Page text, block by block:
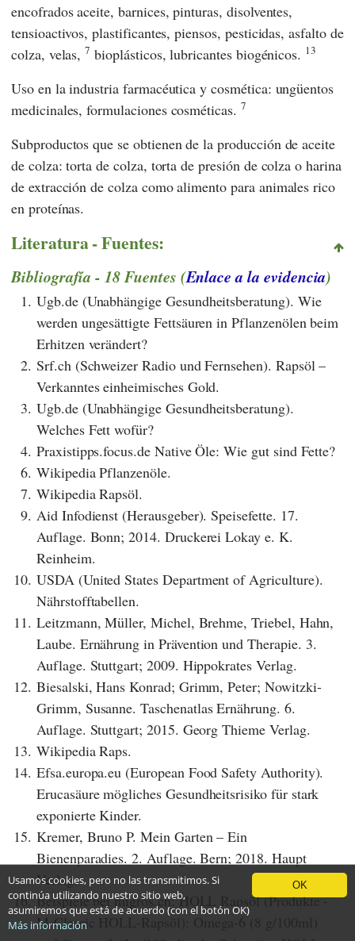
encofrados aceite, barnices, pinturas, disolventes,
tensioactivos, plastificantes, piensos, pesticidas, asfalto de
colza, velas,7 bioplásticos, lubricantes biogénicos. 13
Uso en la industria farmacéutica y cosmética: ungüentos
medicinales, formulaciones cosméticas. 7
Subproductos que se obtienen de la producción de aceite
de colza: torta de colza, torta de presión de colza o harina
de extracción de colza como alimento para animales rico
en proteínas.
Literatura - Fuentes:
Bibliografía - 18 Fuentes (Enlace a la evidencia)
1. Ugb.de (Unabhängige Gesundheitsberatung). Wie
werden ungesättigte Fettsäuren in Pflanzenölen beim
Erhitzen verändert?
2. Srf.ch (Schweizer Radio und Fernsehen). Rapsöl –
Verkanntes einheimisches Gold.
3. Ugb.de (Unabhängige Gesundheitsberatung).
Welches Fett wofür?
4. Praxistipps.focus.de Native Öle: Wie gut sind Fette?
6. Wikipedia Pflanzenöle.
7. Wikipedia Rapsöl.
9. Aid Infodienst (Herausgeber). Speisefette. 17.
Auflage. Bonn; 2014. Druckerei Lokay e. K.
Reinheim.
10. USDA (United States Department of Agriculture).
Nährstofftabellen.
11. Leitzmann, Müller, Michel, Brehme, Triebel, Hahn,
Laube. Ernährung in Prävention und Therapie. 3.
Auflage. Stuttgart; 2009. Hippokrates Verlag.
12. Biesalski, Hans Konrad; Grimm, Peter; Nowitzki-
Grimm, Susanne. Taschenatlas Ernährung. 6.
Auflage. Stuttgart; 2015. Georg Thieme Verlag.
13. Wikipedia Raps.
14. Efsa.europa.eu (European Food Safety Authority).
Erucasäure mögliches Gesundheitsrisiko für stark
exponierte Kinder.
15. Kremer, Bruno P. Mein Garten – Ein
Bienenparadies. 2. Auflage. Bern; 2018. Haupt
Verlag.
16. Beispiele bei migros.ch: HOLL Rapsöl (Produkte -
M-Classic HOLL-Rapsöl): Omega-6 (8 g/100ml)
OK
Usamos cookies, pero no las transmitimos. Si
continúa utilizando nuestro sitio web,
asumiremos que está de acuerdo (con el botón OK)
Más información